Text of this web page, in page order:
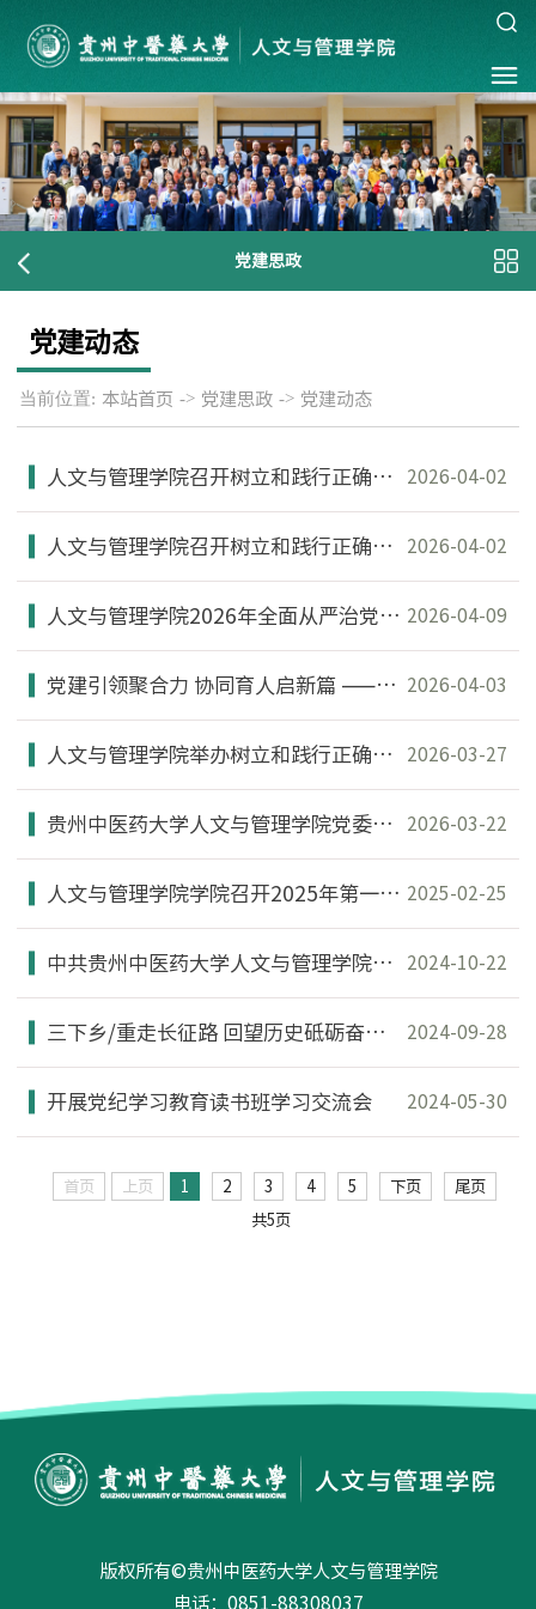
党建思政
党建动态
当前位置: 本站首页 -> 党建思政 -> 党建动态
人文与管理学院召开树立和践行正确政绩观学习教育读书班第二次交流研讨会 2026-04-02
人文与管理学院召开树立和践行正确政绩观学习教育读书班第二次交流研讨会 2026-04-02
人文与管理学院2026年全面从严治党暨党风廉政建设专题会议 2026-04-09
党建引领聚合力 协同育人启新篇 ——人文与管理学院党委专题研究关工委工作 2026-04-03
人文与管理学院举办树立和践行正确政绩观学习教育读书班开班式 2026-03-27
贵州中医药大学人文与管理学院党委召开树立和践行正确政绩观学习教育动员部署会 2026-03-22
人文与管理学院学院召开2025年第一次党委中心组理论学习 暨民主生活会前集中学习研讨会议 2025-02-25
中共贵州中医药大学人文与管理学院委员会2024年党员教育培训班赴息烽集中营开展主题教育活动 2024-10-22
三下乡/重走长征路 回望历史砥砺奋进，党纪学习 知纪立行真抓实干 2024-09-28
开展党纪学习教育读书班学习交流会 2024-05-30
首页 上页 1 2 3 4 5 下页
尾页
共5页
版权所有©贵州中医药大学人文与管理学院
电话：0851-88308037